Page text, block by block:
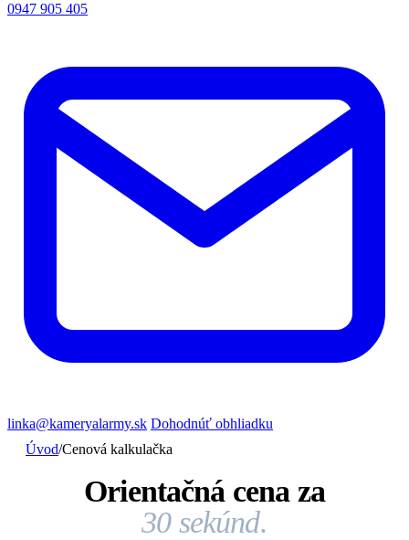
0947 905 405
linka@kameryalarmy.sk Dohodnúť obhliadku
Úvod/Cenová kalkulačka
Orientačná cena za
30 sekúnd.